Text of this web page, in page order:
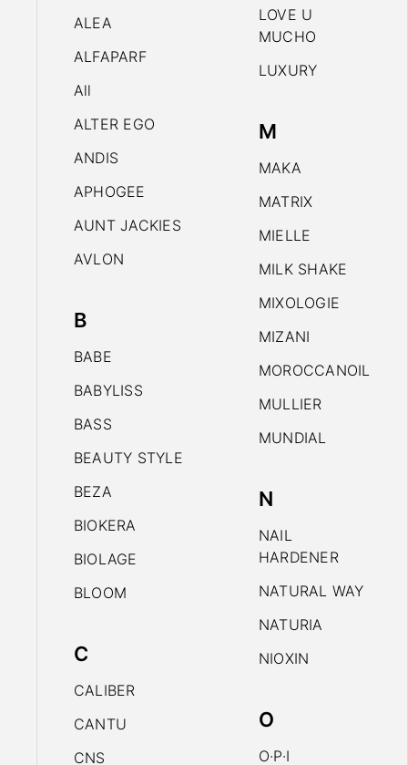
ALEA
ALFAPARF
All
ALTER EGO
ANDIS
APHOGEE
AUNT JACKIES
AVLON
B
BABE
BABYLISS
BASS
BEAUTY STYLE
BEZA
BIOKERA
BIOLAGE
BLOOM
C
CALIBER
CANTU
CNS
LOVE U
MUCHO
LUXURY
M
MAKA
MATRIX
MIELLE
MILK SHAKE
MIXOLOGIE
MIZANI
MOROCCANOIL
MULLIER
MUNDIAL
N
NAIL
HARDENER
NATURAL WAY
NATURIA
NIOXIN
O
O·P·I